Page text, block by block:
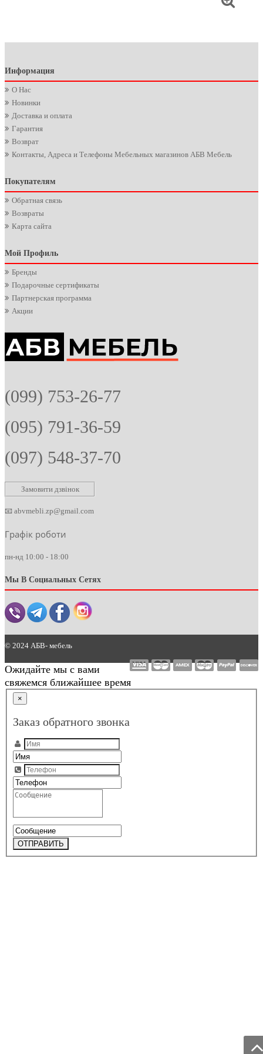
Информация
О Нас
Новинки
Доставка и оплата
Гарантия
Возврат
Контакты, Адреса и Телефоны Мебельных магазинов АБВ Мебель
Покупателям
Обратная связь
Возвраты
Карта сайта
Мой Профиль
Бренды
Подарочные сертификаты
Партнерская программа
Акции
(099) 753-26-77
(095) 791-36-59
(097) 548-37-70
Замовити дзвінок
📧 abvmebli.zp@gmail.com
Графік роботи
пн-нд 10:00 - 18:00
Мы В Социальных Сетях
© 2024 АБВ- мебель
Ожидайте мы с вами
свяжемся ближайшее время
×
Заказ обратного звонка
ОТПРАВИТЬ